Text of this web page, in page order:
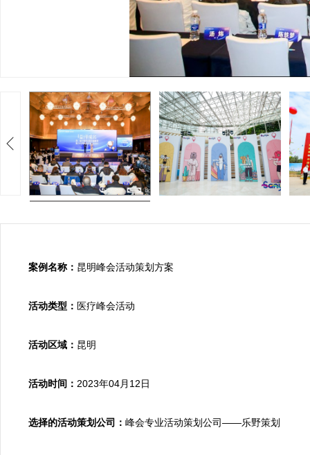
案例名称： 昆明峰会活动策划方案
活动类型： 医疗峰会活动
活动区域： 昆明
活动时间： 2023年04月12日
选择的活动策划公司： 峰会专业活动策划公司——乐野策划